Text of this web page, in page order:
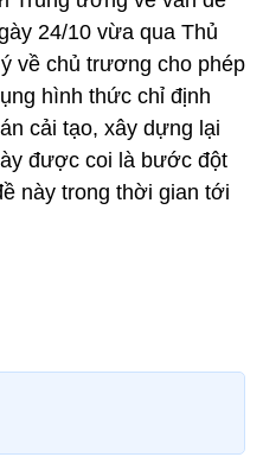
24/10 vừa qua Thủ
về chủ trương cho phép
hình thức chỉ định
cải tạo, xây dựng lại
được coi là bước đột
này trong thời gian tới